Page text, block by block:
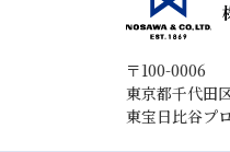
〒100-0006
東京都千代田
東宝日比谷プ